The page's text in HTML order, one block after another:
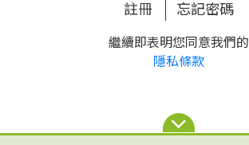
註冊 忘記密碼
繼續即表明您同意我們的
隱私條款